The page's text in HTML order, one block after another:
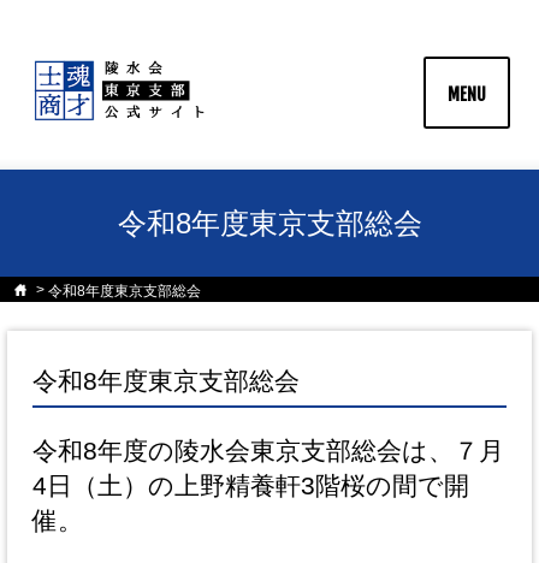
MENU
令和8年度東京支部総会
令和8年度東京支部総会
令和8年度東京支部総会
令和8年度の陵水会東京支部総会は、７月
4日（土）の上野精養軒3階桜の間で開
催。